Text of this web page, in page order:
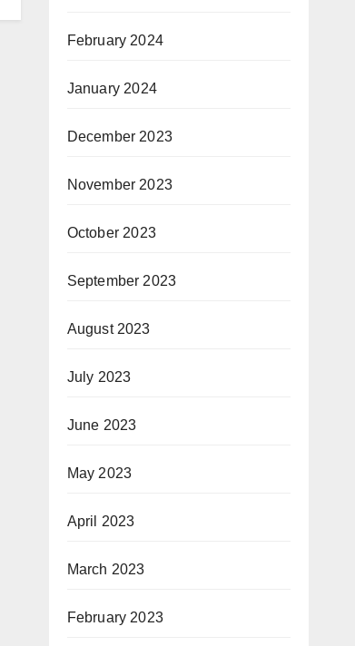
February 2024
January 2024
December 2023
November 2023
October 2023
September 2023
August 2023
July 2023
June 2023
May 2023
April 2023
March 2023
February 2023